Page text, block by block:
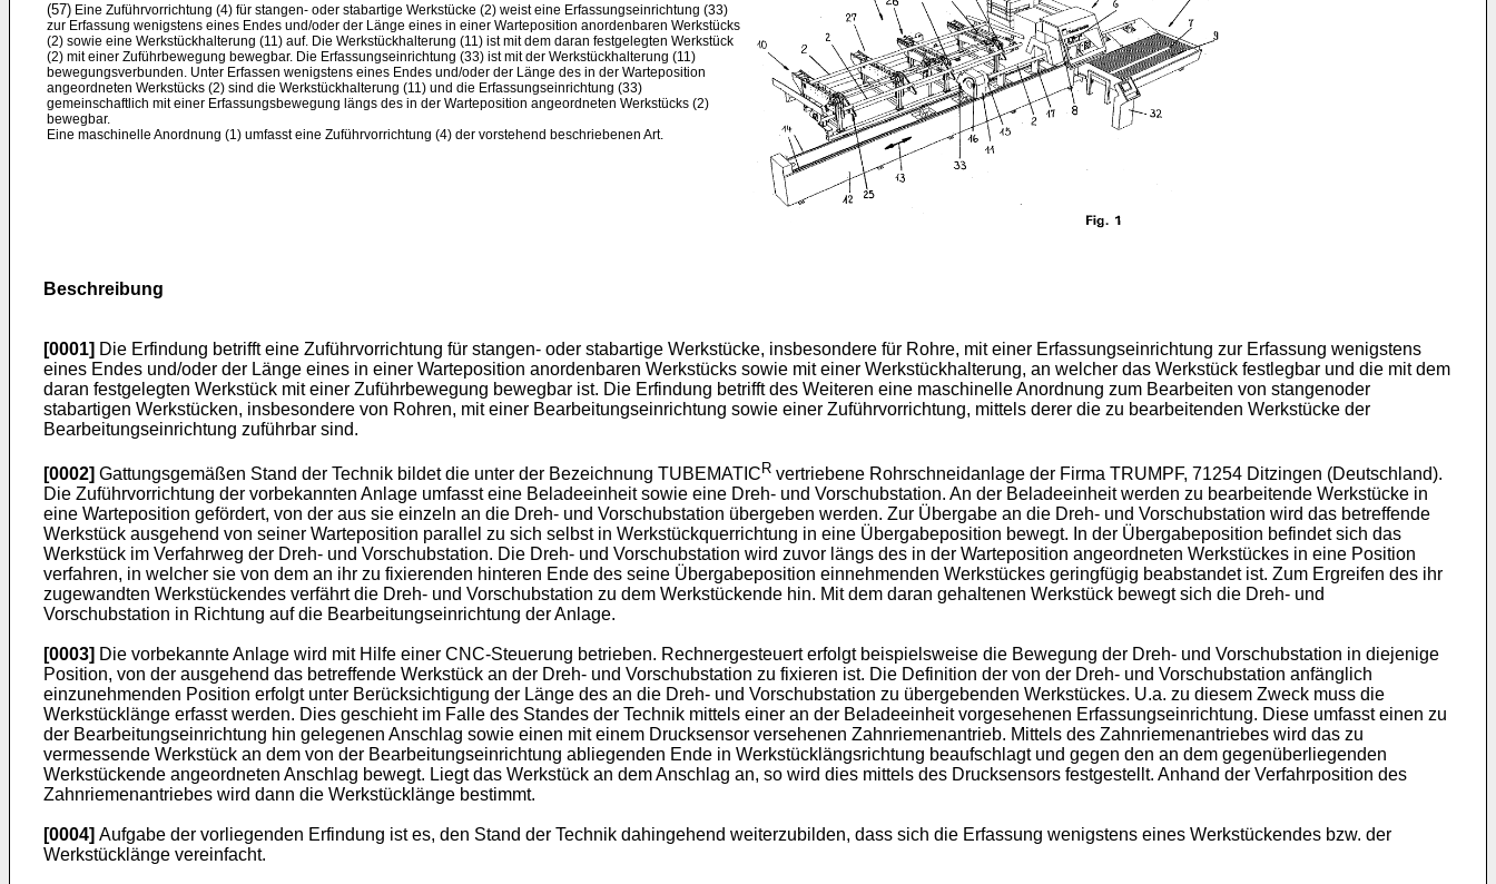
(57) Eine Zuführvorrichtung (4) für stangen- oder stabartige Werkstücke (2) weist eine Erfassungseinrichtung (33)
zur Erfassung wenigstens eines Endes und/oder der Länge eines in einer Warteposition anordenbaren Werkstücks
(2) sowie eine Werkstückhalterung (11) auf. Die Werkstückhalterung (11) ist mit dem daran festgelegten Werkstück
(2) mit einer Zuführbewegung bewegbar. Die Erfassungseinrichtung (33) ist mit der Werkstückhalterung (11)
bewegungsverbunden. Unter Erfassen wenigstens eines Endes und/oder der Länge des in der Warteposition
angeordneten Werkstücks (2) sind die Werkstückhalterung (11) und die Erfassungseinrichtung (33)
gemeinschaftlich mit einer Erfassungsbewegung längs des in der Warteposition angeordneten Werkstücks (2)
bewegbar.
Eine maschinelle Anordnung (1) umfasst eine Zuführvorrichtung (4) der vorstehend beschriebenen Art.
Beschreibung
[0001] Die Erfindung betrifft eine Zuführvorrichtung für stangen- oder stabartige Werkstücke, insbesondere für Rohre, mit einer Erfassungseinrichtung zur Erfassung wenigstens
eines Endes und/oder der Länge eines in einer Warteposition anordenbaren Werkstücks sowie mit einer Werkstückhalterung, an welcher das Werkstück festlegbar und die mit dem
daran festgelegten Werkstück mit einer Zuführbewegung bewegbar ist. Die Erfindung betrifft des Weiteren eine maschinelle Anordnung zum Bearbeiten von stangenoder
stabartigen Werkstücken, insbesondere von Rohren, mit einer Bearbeitungseinrichtung sowie einer Zuführvorrichtung, mittels derer die zu bearbeitenden Werkstücke der
Bearbeitungseinrichtung zuführbar sind.
[0002] Gattungsgemäßen Stand der Technik bildet die unter der Bezeichnung TUBEMATIC R vertriebene Rohrschneidanlage der Firma TRUMPF, 71254 Ditzingen (Deutschland).
Die Zuführvorrichtung der vorbekannten Anlage umfasst eine Beladeeinheit sowie eine Dreh- und Vorschubstation. An der Beladeeinheit werden zu bearbeitende Werkstücke in
eine Warteposition gefördert, von der aus sie einzeln an die Dreh- und Vorschubstation übergeben werden. Zur Übergabe an die Dreh- und Vorschubstation wird das betreffende
Werkstück ausgehend von seiner Warteposition parallel zu sich selbst in Werkstückquerrichtung in eine Übergabeposition bewegt. In der Übergabeposition befindet sich das
Werkstück im Verfahrweg der Dreh- und Vorschubstation. Die Dreh- und Vorschubstation wird zuvor längs des in der Warteposition angeordneten Werkstückes in eine Position
verfahren, in welcher sie von dem an ihr zu fixierenden hinteren Ende des seine Übergabeposition einnehmenden Werkstückes geringfügig beabstandet ist. Zum Ergreifen des ihr
zugewandten Werkstückendes verfährt die Dreh- und Vorschubstation zu dem Werkstückende hin. Mit dem daran gehaltenen Werkstück bewegt sich die Dreh- und
Vorschubstation in Richtung auf die Bearbeitungseinrichtung der Anlage.
[0003] Die vorbekannte Anlage wird mit Hilfe einer CNC-Steuerung betrieben. Rechnergesteuert erfolgt beispielsweise die Bewegung der Dreh- und Vorschubstation in diejenige
Position, von der ausgehend das betreffende Werkstück an der Dreh- und Vorschubstation zu fixieren ist. Die Definition der von der Dreh- und Vorschubstation anfänglich
einzunehmenden Position erfolgt unter Berücksichtigung der Länge des an die Dreh- und Vorschubstation zu übergebenden Werkstückes. U.a. zu diesem Zweck muss die
Werkstücklänge erfasst werden. Dies geschieht im Falle des Standes der Technik mittels einer an der Beladeeinheit vorgesehenen Erfassungseinrichtung. Diese umfasst einen zu
der Bearbeitungseinrichtung hin gelegenen Anschlag sowie einen mit einem Drucksensor versehenen Zahnriemenantrieb. Mittels des Zahnriemenantriebes wird das zu
vermessende Werkstück an dem von der Bearbeitungseinrichtung abliegenden Ende in Werkstücklängsrichtung beaufschlagt und gegen den an dem gegenüberliegenden
Werkstückende angeordneten Anschlag bewegt. Liegt das Werkstück an dem Anschlag an, so wird dies mittels des Drucksensors festgestellt. Anhand der Verfahrposition des
Zahnriemenantriebes wird dann die Werkstücklänge bestimmt.
[0004] Aufgabe der vorliegenden Erfindung ist es, den Stand der Technik dahingehend weiterzubilden, dass sich die Erfassung wenigstens eines Werkstückendes bzw. der
Werkstücklänge vereinfacht.